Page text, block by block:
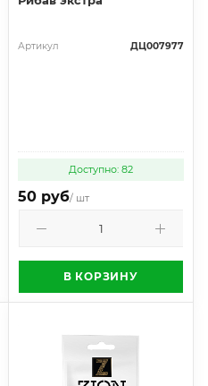
Артикул ДЦ007977
Доступно: 82
50 руб/ шт
В КОРЗИНУ